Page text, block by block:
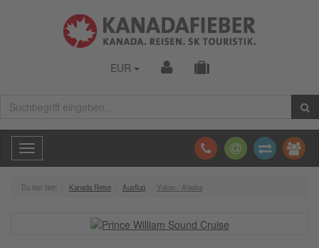
EUR
Toggle
navigation
Du bist hier: Kanada Reise Ausflug Yukon / Alaska